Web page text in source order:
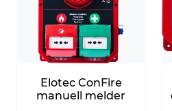
Elotec ConFire
manuell melder